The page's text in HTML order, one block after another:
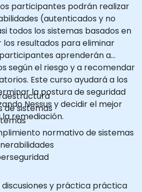
participantes podrán realizar
(autenticados y no
todos los sistemas basados en
los resultados para eliminar
aprenderán a
según el riesgo y a recomendar
Este curso ayudará a los
la postura de seguridad
Nessus y decidir el mejor
remediación.
de sistemas
normativo de sistemas
y práctica práctica